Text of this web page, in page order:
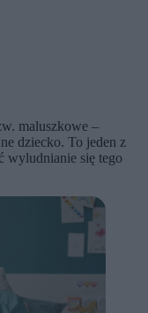
maluszkowe –
dziecko. To jeden z
wyludnianie się tego